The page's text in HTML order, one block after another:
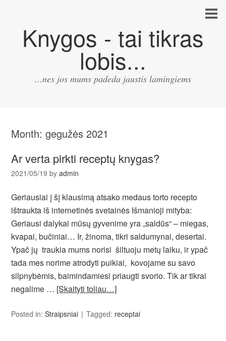
Knygos - tai tikras
lobis...
...nes jos mums padeda jaustis lamingiems
Month:gegužės 2021
Ar verta pirkti receptų knygas?
2021/05/19 byadmin
Geriausiai į šį klausimą atsako medaus torto recepto
ištraukta iš internetinės svetainės Išmanioji mityba:
Geriausi dalykai mūsų gyvenime yra „saldūs“ – miegas,
kvapai, bučiniai… Ir, žinoma, tikri saldumynai, desertai.
Ypač jų traukia mums norisi šiltuoju metų laiku, ir ypač
tada mes norime atrodyti puikiai, kovojame su savo
silpnybėmis, baimindamiesi priaugti svorio. Tik ar tikrai
negalime … [Skaityti toliau…]
Posted in:Straipsniai Tagged: receptai